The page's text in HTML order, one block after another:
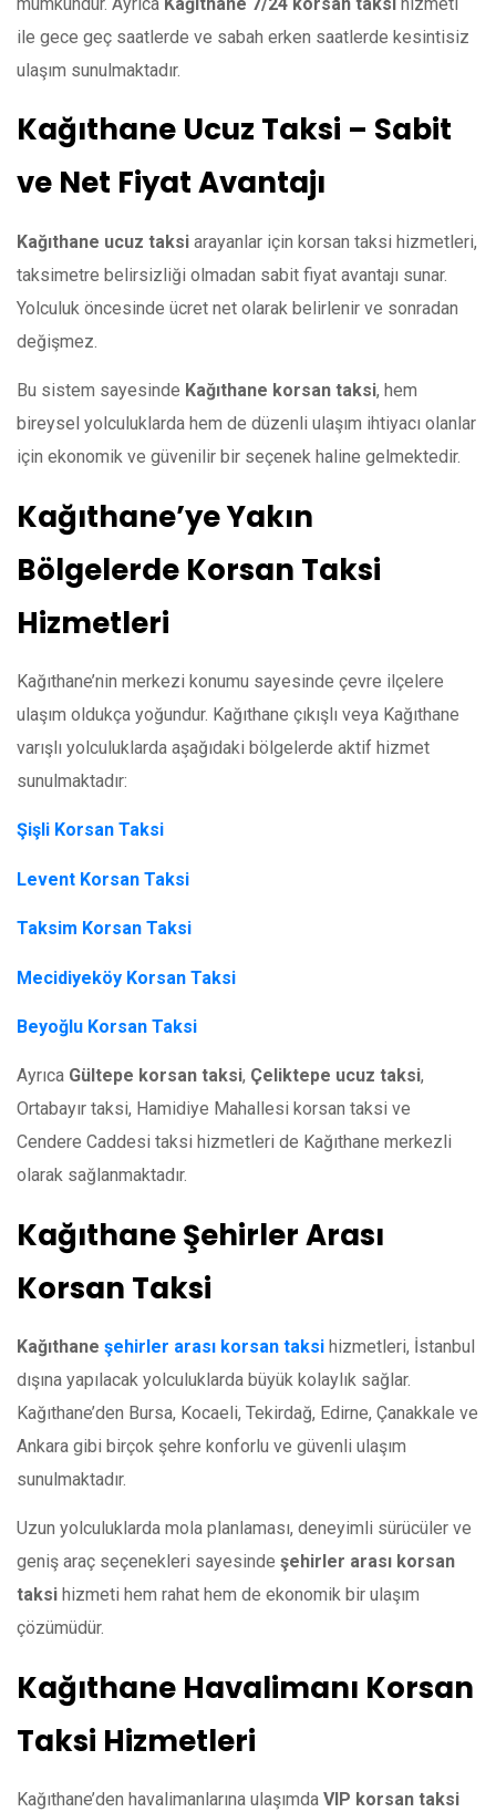
ile gece geç saatlerde ve sabah erken saatlerde kesintisiz
ulaşım sunulmaktadır.
Kağıthane Ucuz Taksi – Sabit
ve Net Fiyat Avantajı
Kağıthane ucuz taksi arayanlar için korsan taksi hizmetleri,
taksimetre belirsizliği olmadan sabit fiyat avantajı sunar.
Yolculuk öncesinde ücret net olarak belirlenir ve sonradan
değişmez.
Bu sistem sayesinde Kağıthane korsan taksi, hem
bireysel yolculuklarda hem de düzenli ulaşım ihtiyacı olanlar
için ekonomik ve güvenilir bir seçenek haline gelmektedir.
Kağıthane’ye Yakın
Bölgelerde Korsan Taksi
Hizmetleri
Kağıthane’nin merkezi konumu sayesinde çevre ilçelere
ulaşım oldukça yoğundur. Kağıthane çıkışlı veya Kağıthane
varışlı yolculuklarda aşağıdaki bölgelerde aktif hizmet
sunulmaktadır:
Şişli Korsan Taksi
Levent Korsan Taksi
Taksim Korsan Taksi
Mecidiyeköy Korsan Taksi
Beyoğlu Korsan Taksi
Ayrıca Gültepe korsan taksi, Çeliktepe ucuz taksi,
Ortabayır taksi, Hamidiye Mahallesi korsan taksi ve
Cendere Caddesi taksi hizmetleri de Kağıthane merkezli
olarak sağlanmaktadır.
Kağıthane Şehirler Arası
Korsan Taksi
Kağıthane şehirler arası korsan taksi hizmetleri, İstanbul
dışına yapılacak yolculuklarda büyük kolaylık sağlar.
Kağıthane’den Bursa, Kocaeli, Tekirdağ, Edirne, Çanakkale ve
Ankara gibi birçok şehre konforlu ve güvenli ulaşım
sunulmaktadır.
Uzun yolculuklarda mola planlaması, deneyimli sürücüler ve
geniş araç seçenekleri sayesinde şehirler arası korsan
taksi hizmeti hem rahat hem de ekonomik bir ulaşım
çözümüdür.
Kağıthane Havalimanı Korsan
Taksi Hizmetleri
Kağıthane’den havalimanlarına ulaşımda VIP korsan taksi